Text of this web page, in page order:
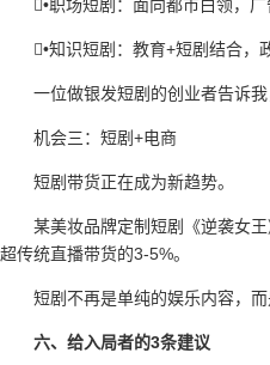
•职场短剧：面向都市白领，
•知识短剧：教育+短剧结合，
一位做银发短剧的创业者告诉
机会三：短剧+电商
短剧带货正在成为新趋势。
某美妆品牌定制短剧《逆袭女
超传统直播带货的3-5%。
短剧不再是单纯的娱乐内容，
六、给入局者的3条建议